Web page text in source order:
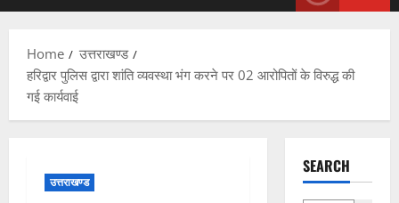
Home
उत्तराखण्ड
हरिद्वार पुलिस द्वारा शांति व्यवस्था भंग करने पर 02 आरोपितों के विरुद्ध की
गई कार्यवाई
उत्तराखण्ड
SEARCH